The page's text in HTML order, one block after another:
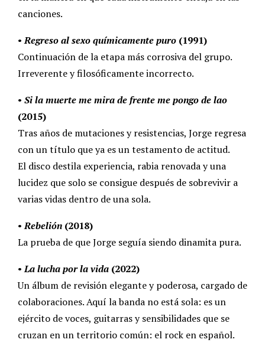
canciones.
•Regreso al sexo químicamente puro (1991)
Continuación de la etapa más corrosiva del grupo.
Irreverente y filosóficamente incorrecto.
• Si la muerte me mira de frente me pongo de lao
(2015)
Tras años de mutaciones y resistencias, Jorge regresa
con un título que ya es un testamento de actitud.
El disco destila experiencia, rabia renovada y una
lucidez que solo se consigue después de sobrevivir a
varias vidas dentro de una sola.
•Rebelión (2018)
La prueba de que Jorge seguía siendo dinamita pura.
•La lucha por la vida (2022)
Un álbum de revisión elegante y poderosa, cargado de
colaboraciones. Aquí la banda no está sola: es un
ejército de voces, guitarras y sensibilidades que se
cruzan en un territorio común: el rock en español.